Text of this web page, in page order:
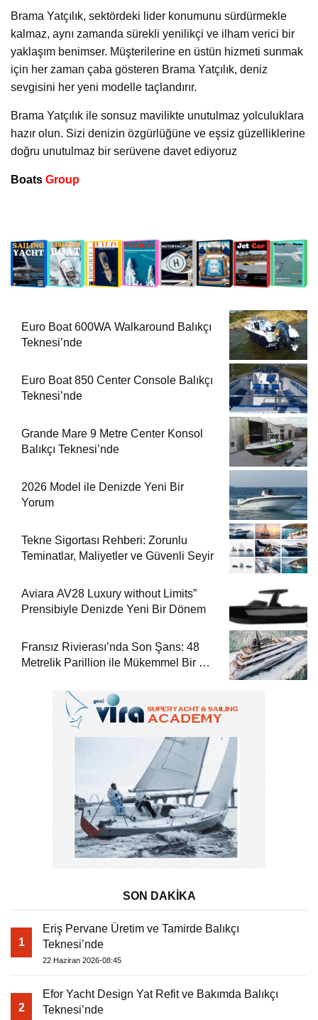
Brama Yatçılık, sektördeki lider konumunu sürdürmekle
kalmaz, aynı zamanda sürekli yenilikçi ve ilham verici bir
yaklaşım benimser. Müşterilerine en üstün hizmeti sunmak
için her zaman çaba gösteren Brama Yatçılık, deniz
sevgisini her yeni modelle taçlandırır.
Brama Yatçılık ile sonsuz mavilikte unutulmaz yolculuklara
hazır olun. Sizi denizin özgürlüğüne ve eşsiz güzelliklerine
doğru unutulmaz bir serüvene davet ediyoruz
Boats Group
Euro Boat 600WA Walkaround Balıkçı
Teknesi’nde
Euro Boat 850 Center Console Balıkçı
Teknesi’nde
Grande Mare 9 Metre Center Konsol
Balıkçı Teknesi’nde
2026 Model ile Denizde Yeni Bir
Yorum
Tekne Sigortası Rehberi: Zorunlu
Teminatlar, Maliyetler ve Güvenli Seyir
Aviara AV28 Luxury without Limits”
Prensibiyle Denizde Yeni Bir Dönem
Fransız Rivierası’nda Son Şans: 48
Metrelik Parillion ile Mükemmel Bir Yat
SON DAKİKA
1
Eriş Pervane Üretim ve Tamirde Balıkçı
Teknesi’nde
22 Haziran 2026-08:45
2
Efor Yacht Design Yat Refit ve Bakımda Balıkçı
Teknesi’nde